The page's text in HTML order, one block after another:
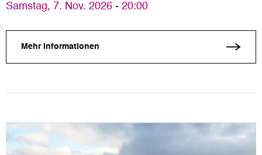
Samstag, 7. Nov. 2026 - 20:00
Mehr Informationen